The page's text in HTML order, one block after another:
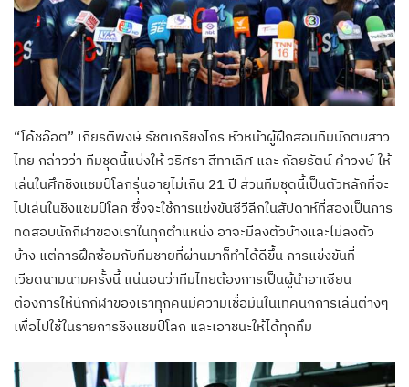
“โค้ชอ๊อต” เกียรติพงษ์ รัชตเกรียงไกร หัวหน้าผู้ฝึกสอนทีมนักตบสาว
ไทย กล่าวว่า ทีมชุดนี้แบ่งให้ วริศรา สีทาเลิศ และ กัลยรัตน์ คำวงษ์ ให้
เล่นในศึกชิงแชมป์โลกรุ่นอายุไม่เกิน 21 ปี ส่วนทีมชุดนี้เป็นตัวหลักที่จะ
ไปเล่นในชิงแชมป์โลก ซึ่งจะใช้การแข่งขันซีวีลีกในสัปดาห์ที่สองเป็นการ
ทดสอบนักกีฬาของเราในทุกตำแหน่ง อาจะมีลงตัวบ้างและไม่ลงตัว
บ้าง แต่การฝึกซ้อมกับทีมชายที่ผ่านมาก็ทำได้ดีขึ้น การแข่งขันที่
เวียดนามนามครั้งนี้ แน่นอนว่าทีมไทยต้องการเป็นผู้นำอาเซียน
ต้องการให้นักกีฬาของเราทุกคนมีความเชื่อมันในเทคนิกการเล่นต่างๆ
เพื่อไปใช้ในรายการชิงแชมป์โลก และเอาชนะให้ได้ทุกทึม